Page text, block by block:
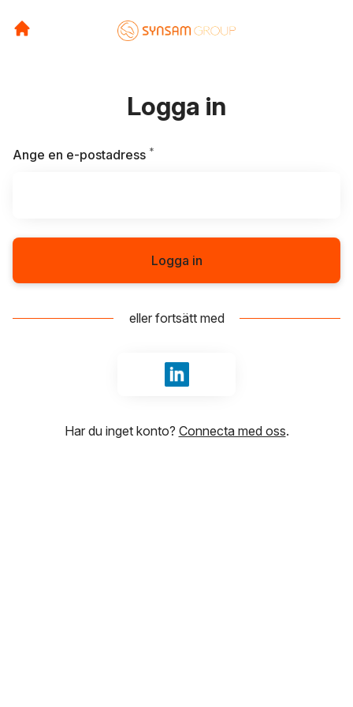
Logga in
Ange en e-postadress *
Logga in
eller fortsätt med
Logga in med LinkedIn
Har du inget konto? Connecta med oss.